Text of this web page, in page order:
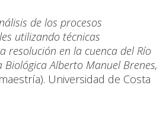
de los procesos
utilizando técnicas
resolución en la cuenca del Río
Biológica Alberto Manuel Brenes,
Universidad de Costa